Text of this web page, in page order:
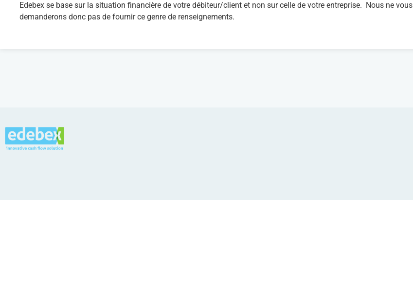
Edebex se base sur la situation financière de votre débiteur/client et non sur celle de votre entreprise. Nous ne vous
demanderons donc pas de fournir ce genre de renseignements.